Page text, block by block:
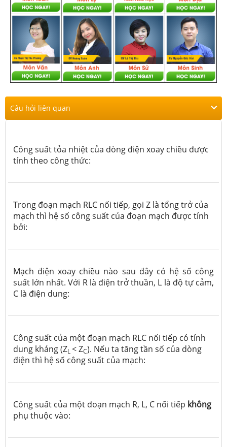
Câu hỏi liên quan
Công suất tỏa nhiệt của dòng điện xoay chiều được
tính theo công thức:
Trong đoạn mạch RLC nối tiếp, gọi Z là tổng trở của
mạch thì hệ số công suất của đoạn mạch được tính
bởi:
Mạch điện xoay chiều nào sau đây có hệ số công
suất lớn nhất. Với R là điện trở thuần, L là độ tự cảm,
C là điện dung:
Công suất của một đoạn mạch RLC nối tiếp có tính
dung kháng (ZL< ZC). Nếu ta tăng tần số của dòng
điện thì hệ số công suất của mạch:
Công suất của một đoạn mạch R, L, C nối tiếp không
phụ thuộc vào: